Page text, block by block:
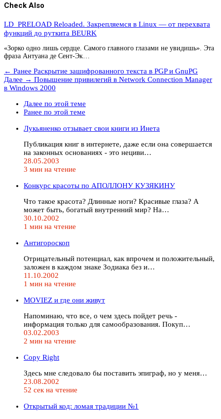
Check Also
LD_PRELOAD Reloaded. Закрепляемся в Linux — от перехвата
функций до руткита BEURK
«Зорко одно лишь сердце. Самого главного глазами не увидишь». Эта
фраза Антуана де Сент-Эк…
← Ранее Раскрытие зашифрованного текста в PGP и GnuPG
Далее → Повышение привилегий в Network Connection Manager
в Windows 2000
Далее по этой теме
Ранее по этой теме
Лукьяненко отзывает свои книги из Инета
Публикация книг в интернете, даже если она совершается
на законных основаниях - это нециви…
28.05.2003
3 мин на чтение
Конкурс красоты по АПОЛЛОНУ КУЗЯКИНУ
Что такое красота? Длинные ноги? Красивые глаза? А
может быть, богатый внутренний мир? На…
30.10.2002
1 мин на чтение
Антигороскоп
Отрицательный потенциал, как впрочем и положительный,
заложен в каждом знаке Зодиака без и…
11.10.2002
1 мин на чтение
MOVIEZ и где они живут
Напоминаю, что все, о чем здесь пойдет речь -
информация только для самообразования. Покуп…
03.02.2003
2 мин на чтение
Copy Right
Здесь мне следовало бы поставить эпиграф, но у меня…
23.08.2002
52 сек на чтение
Открытый код: ломая традиции №1